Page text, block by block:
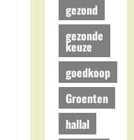
gezond
gezonde
keuze
goedkoop
Groenten
hallal